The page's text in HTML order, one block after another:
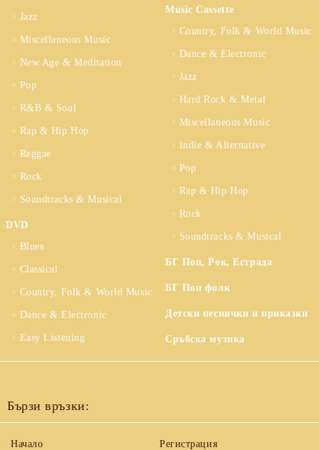
Jazz
Miscellaneous Music
New Age & Meditation
Pop
R&B & Soul
Rap & Hip Hop
Reggae
Rock
Soundtracks & Musical
DVD
Blues
Classical
Country, Folk & World Music
Dance & Electronic
Easy Listening
Music Cassette
Country, Folk & World Music
Dance & Electronic
Jazz
Hard Rock & Metal
Miscellaneous Music
Indie & Alternative
Pop
Rap & Hip Hop
Rock
Soundtracks & Musical
БГ Поп, Рок, Естрада
БГ Поп фолк
Детски песнички и приказки
Сръбска музика
Бързи връзки:
Начало Регистрация